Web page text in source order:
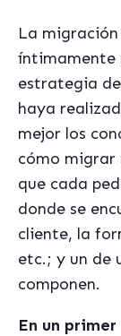
La
íntimamente
estrategia
haya
mejor los
cómo migrar
que cada
donde se
cliente, la
etc.; y un de
componen.
En un